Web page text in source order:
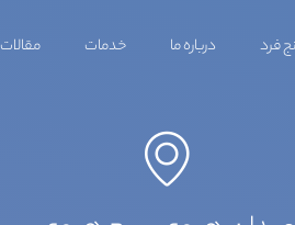
فرد درباره ما خدمات مقالات